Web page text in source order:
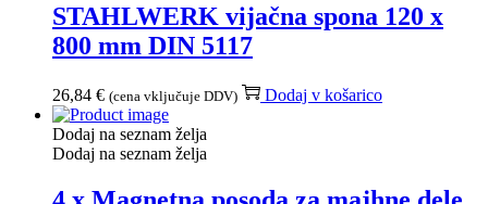
STAHLWERK vijačna spona 120 x
800 mm DIN 5117
26,84 € (cena vključuje DDV) Dodaj v košarico
Dodaj na seznam želja
Dodaj na seznam želja